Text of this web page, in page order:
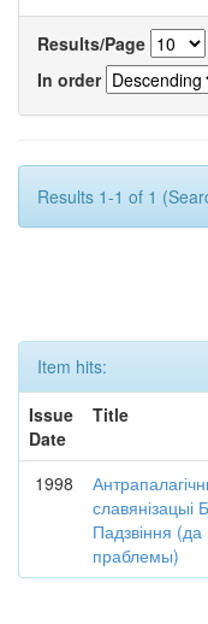
Results/Page
In order
Results 1-1 of 1
Item hits:
Issue
Date
Title
1998
славянізацыі
Падзвіння (да
праблемы)